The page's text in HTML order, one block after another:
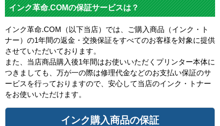
インク革命.COMの保証サービスは？
インク革命.COM（以下当店）では、ご購入商品（インク・ト
ナー）の1年間の返金・交換保証をすべてのお客様を対象に提供
させていただいております。
また、当店商品購入後1年間はお使いいただくプリンター本体に
つきましても、万が一の際は修理代金などのお支払い保証のサ
ービスを行っておりますので、安心して当店のインク・トナー
をお使いいただけます。
インク購入商品の保証